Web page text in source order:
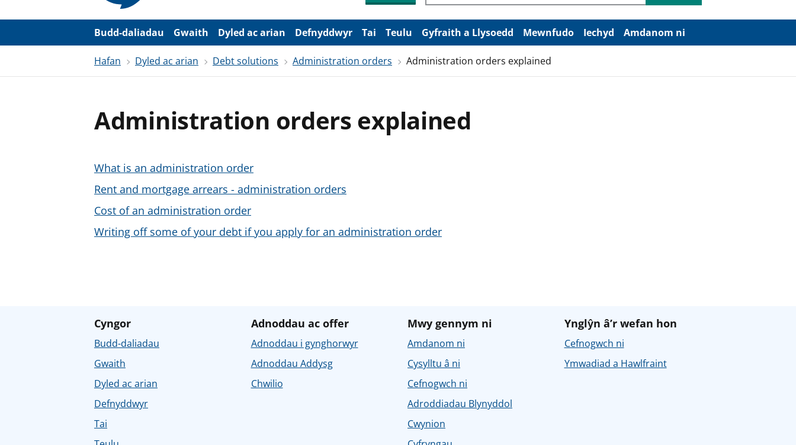
i
Budd-daliadau Gwaith Dyled ac arian Defnyddwyr Tai Teulu Gyfraith a Llysoedd Mewnfudo Iechyd Amdanom ni
Hafan Dyled ac arian Debt solutions Administration orders Administration orders explained
Administration orders explained
What is an administration order
Rent and mortgage arrears - administration orders
Cost of an administration order
Writing off some of your debt if you apply for an administration order
Cyngor
Budd-daliadau
Gwaith
Dyled ac arian
Defnyddwyr
Tai
Adnoddau ac offer
Adnoddau i gynghorwyr
Adnoddau Addysg
Chwilio
Mwy gennym ni
Amdanom ni
Cysylltu â ni
Cefnogwch ni
Adroddiadau Blynyddol
Cwynion
Ynglŷn â’r wefan hon
Cefnogwch ni
Ymwadiad a Hawlfraint